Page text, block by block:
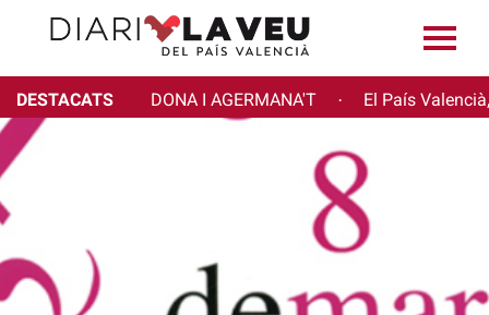
DESTACATS DONA I AGERMANA'T · El País